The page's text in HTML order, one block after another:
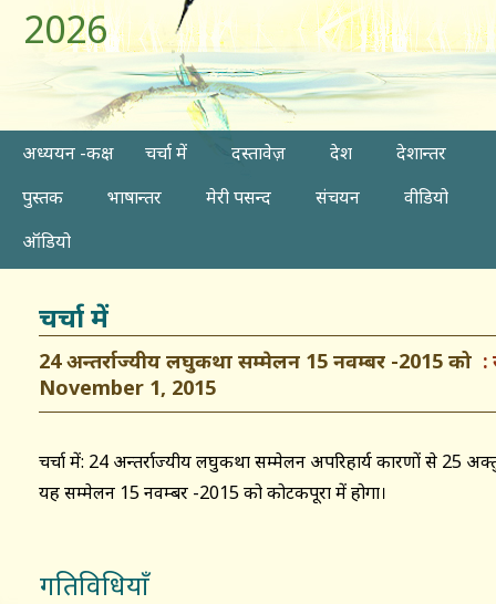
2026
अध्ययन -कक्ष चर्चा में दस्तावेज़ देश
देशान्तर
पुस्तक
भाषान्तर मेरी पसन्द संचयन
वीडियो
ऑडियो
चर्चा में
24 अन्तर्राज्यीय लघुकथा सम्मेलन 15 नवम्बर -2015 को
November 1, 2015
चर्चा में: 24 अन्तर्राज्यीय लघुकथा सम्मेलन अपरिहार्य कारणों से 25
यह सम्मेलन 15 नवम्बर -2015 को कोटकपूरा में होगा।
गतिविधियाँ